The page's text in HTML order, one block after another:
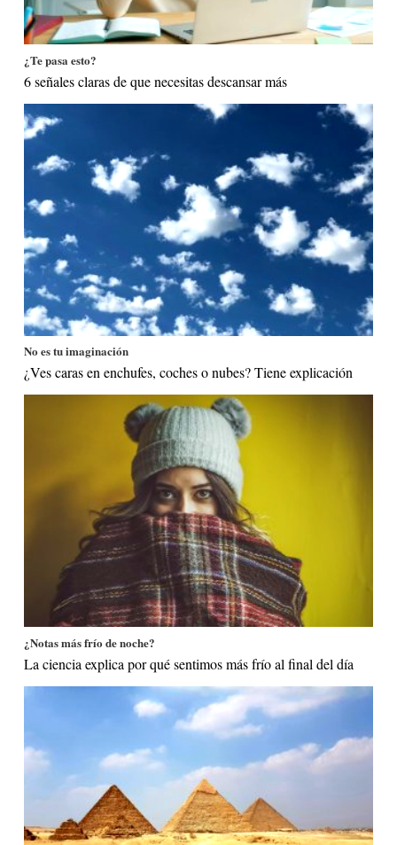
¿Te pasa esto?
6 señales claras de que necesitas descansar más
No es tu imaginación
¿Ves caras en enchufes, coches o nubes? Tiene explicación
¿Notas más frío de noche?
La ciencia explica por qué sentimos más frío al final del día